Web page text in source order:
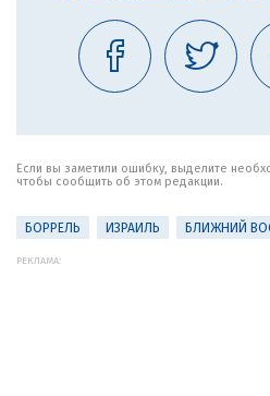
Если вы заметили ошибку, выделите
чтобы сообщить об этом редакции.
БОРРЕЛЬ ИЗРАИЛЬ БЛИЖНИЙ
РЕКЛАМА: